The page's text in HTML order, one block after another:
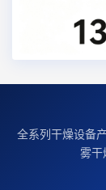
全系列干燥设备
雾干